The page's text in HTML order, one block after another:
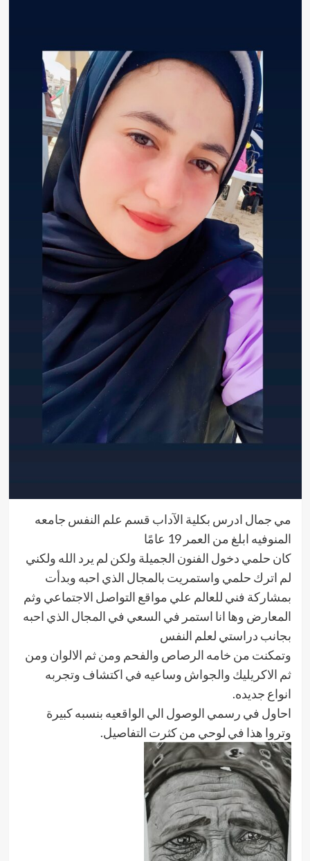
مي جمال ادرس بكلية الآداب قسم علم النفس جامعه
المنوفيه ابلغ من العمر 19 عامًا
كان حلمي دخول الفنون الجميلة ولكن لم يرد الله ولكني
لم اترك حلمي واستمريت بالمجال الذي احبه وبدأت
بمشاركة فني للعالم علي مواقع التواصل الاجتماعي وثم
المعارض وها انا استمر في السعي في المجال الذي احبه
بجانب دراستي لعلم النفس
وتمكنت من خامه الرصاص والفحم ومن ثم الالوان ومن
ثم الاكريليك والجواش وساعيه في اكتشاف وتجربه
انواع جديده.
احاول في رسمي الوصول الي الواقعيه بنسبه كبيرة
وتروا هذا في لوحي من كثرت التفاصيل.